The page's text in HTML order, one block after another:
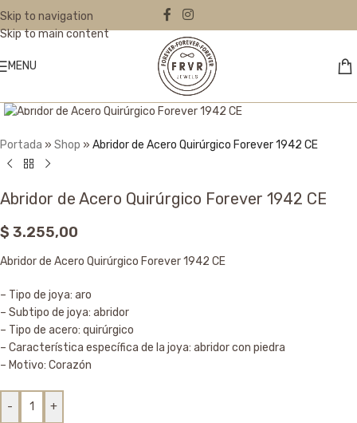
Skip to navigation
Skip to main content
MENU
Portada » Shop » Abridor de Acero Quirúrgico Forever 1942 CE
Abridor de Acero Quirúrgico Forever 1942 CE
$ 3.255,00
Abridor de Acero Quirúrgico Forever 1942 CE
– Tipo de joya: aro
– Subtipo de joya: abridor
– Tipo de acero: quirúrgico
– Característica específica de la joya: abridor con piedra
– Motivo: Corazón
- +